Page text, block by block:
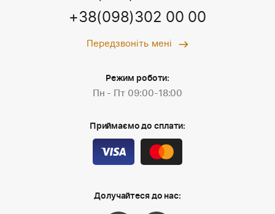
+38(098)302 00 00
Передзвоніть мені
Режим роботи:
Пн - Пт 09:00-18:00
Приймаємо до сплати:
Долучайтеся до нас: